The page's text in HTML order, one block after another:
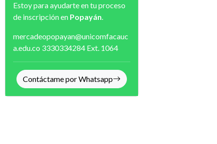
Estoy para ayudarte en tu proceso
de inscripción en Popayán.
mercadeopopayan@unicomfacauc
a.edu.co 3330334284 Ext. 1064
Contáctame por Whatsapp